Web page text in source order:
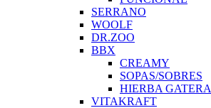
SERRANO
WOOLF
DR.ZOO
BBX
CREAMY
SOPAS/SOBRES
HIERBA GATERA
VITAKRAFT